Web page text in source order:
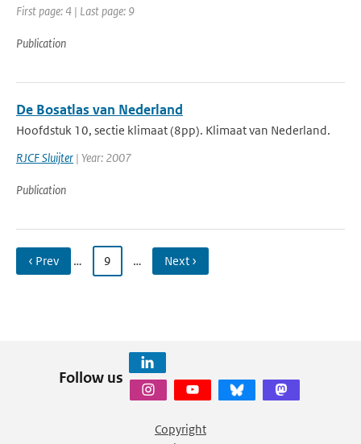
First page: 4 | Last page: 9
Publication
De Bosatlas van Nederland
Hoofdstuk 10, sectie klimaat (8pp). Klimaat van Nederland.
RJCF Sluijter | Year: 2007
Publication
‹ Prev … 9 … Next ›
Follow us
Copyright